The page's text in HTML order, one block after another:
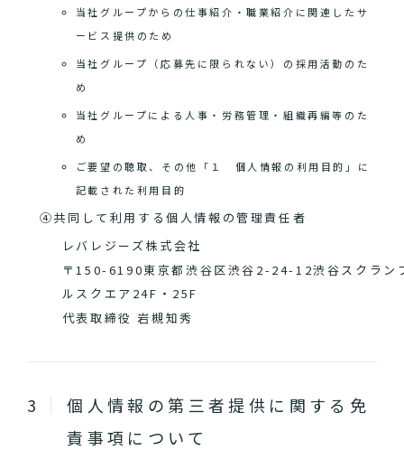
当社グループからの仕事紹介・職業紹介に関連したサ
ービス提供のため
当社グループ（応募先に限られない）の採用活動のた
め
当社グループによる人事・労務管理・組織再編等のた
め
ご要望の聴取、その他「１ 個人情報の利用目的」に
記載された利用目的
④共同して利用する個人情報の管理責任者
レバレジーズ株式会社
〒150-6190東京都渋谷区渋谷2-24-12渋谷スクラン
ルスクエア24F・25F
代表取締役 岩槻知秀
個人情報の第三者提供に関する免
責事項について